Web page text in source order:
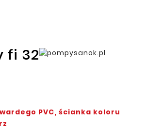
fi 32
PVC, ścianka koloru